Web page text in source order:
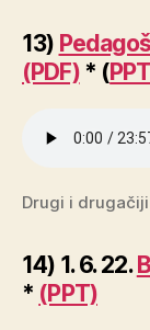
13)
(PDF)* (PPT
Drugi i
14) 1. 6. 22.
* (PPT)